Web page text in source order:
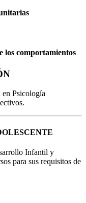
los comportamientos
en Psicología
Infantil y
para sus requisitos de